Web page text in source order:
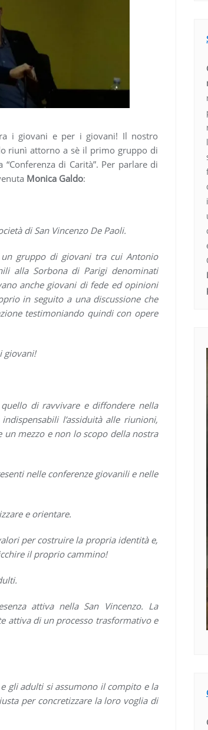
i giovani e per i giovani! Il nostro
riunì attorno a sè il primo gruppo di
di Carità”. Per parlare di
Monica Galdo:
di San Vincenzo De Paoli.
gruppo di giovani tra cui Antonio
alla Sorbona di Parigi denominati
anche giovani di fede ed opinioni
in seguito a una discussione che
testimoniando quindi con opere
giovani!
di ravvivare e diffondere nella
l’assiduità alle riunioni,
un mezzo e non lo scopo della nostra
nelle conferenze giovanili e nelle
e orientare.
per costruire la propria identità e,
il proprio cammino!
attiva nella San Vincenzo. La
attiva di un processo trasformativo e
gli adulti si assumono il compito e la
per concretizzare la loro voglia di